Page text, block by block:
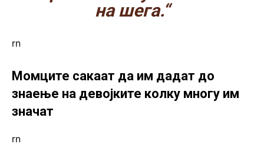
на шега.“
rn
Момците сакаат да им дадат до
знаење на девојките колку многу им
значат
rn